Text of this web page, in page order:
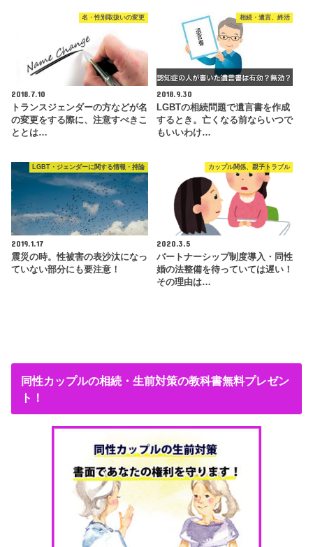
名・性別取扱いの変更
2018.7.10
トランスジェンダーの方などが名
の変更をする際に、注意すべきこ
ととは…
相続・遺言、終活
2018.9.30
LGBTの相続問題で遺言書を作成
するとき。亡くなる前ならいつで
もいいわけ…
LGBT・ジェンダーに関する情報・持論
2019.1.17
震災の時。性被害の表沙汰になっ
ていない部分にも要注意！
カップル関係、親子トラブル
2020.3.5
パートナーシップ制度導入・同性
婚の法整備を待っていては遅い！
その理由は…
同性カップルの相続・生前対策の教科書無料プレゼン
ト！